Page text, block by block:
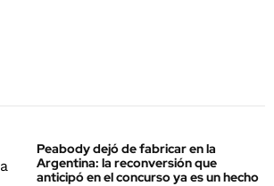
Peabody dejó de fabricar en la
Argentina: la reconversión que
anticipó en el concurso ya es un hecho